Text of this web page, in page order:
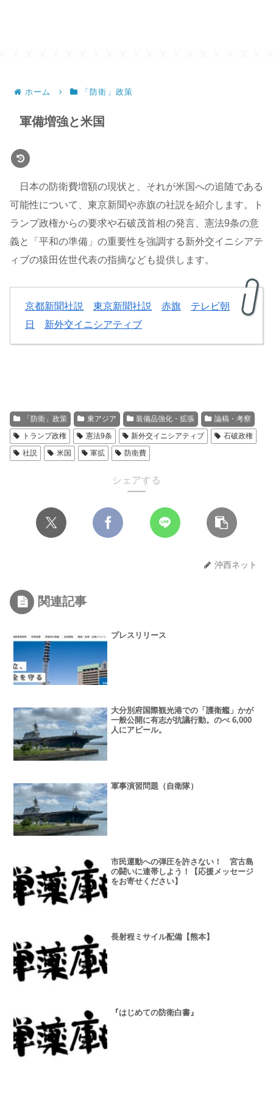
ホーム 「防衛」政策
軍備増強と米国
日本の防衛費増額の現状と、それが米国への追随である
可能性について、東京新聞や赤旗の社説を紹介します。ト
ランプ政権からの要求や石破茂首相の発言、憲法9条の意
義と「平和の準備」の重要性を強調する新外交イニシアテ
ィブの猿田佐世代表の指摘なども提供します。
京都新聞社説 東京新聞社説 赤旗
テレビ朝
日
新外交イニシアティブ
「防衛」政策 東アジア 装備品強化・拡張
論稿・考察
トランプ政権
憲法9条 新外交イニシアティブ
石破政権
社説
米国 軍拡 防衛費
シェアする
沖西ネット
関連記事
プレスリリース
大分別府国際観光港での「護衛艦」かが
一般公開に有志が抗議行動。のべ 6,000
人にアピール。
軍事演習問題（自衛隊）
市民運動への弾圧を許さない！ 宮古島
の闘いに連帯しよう！【応援メッセージ
をお寄せください】
長射程ミサイル配備【熊本】
『はじめての防衛白書』